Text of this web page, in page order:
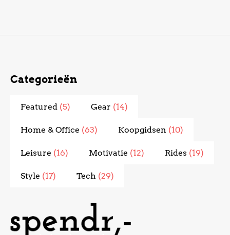
Categorieën
Featured (5) Gear (14)
Home & Office (63) Koopgidsen (10)
Leisure (16) Motivatie (12) Rides (19)
Style (17) Tech (29)